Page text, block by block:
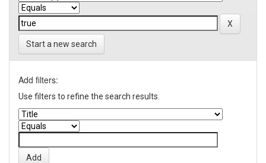
Start a new search
Add filters:
Use filters to refine the search results.